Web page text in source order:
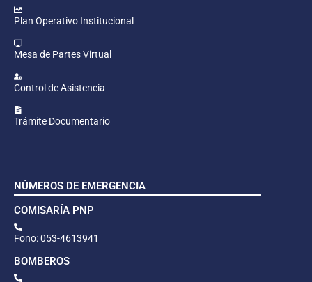
Plan Operativo Institucional
Mesa de Partes Virtual
Control de Asistencia
Trámite Documentario
NÚMEROS DE EMERGENCIA
COMISARÍA PNP
Fono: 053-4613941
BOMBEROS